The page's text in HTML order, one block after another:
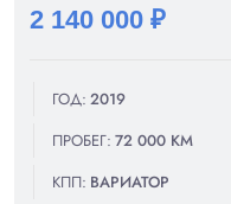
2 140 000 ₽
ГОД: 2019
ПРОБЕГ: 72 000 КМ
КПП: ВАРИАТОР